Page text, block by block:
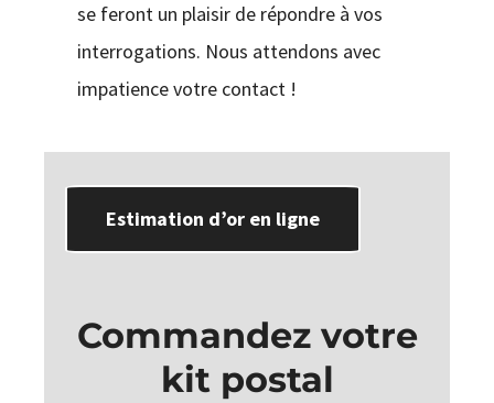
se feront un plaisir de répondre à vos
interrogations. Nous attendons avec
impatience votre contact !
Estimation d’or en ligne
Commandez votre
kit postal